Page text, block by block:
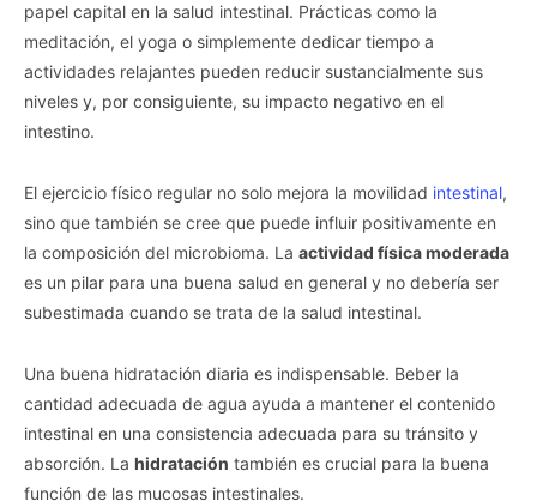
papel capital en la salud intestinal. Prácticas como la
meditación, el yoga o simplemente dedicar tiempo a
actividades relajantes pueden reducir sustancialmente sus
niveles y, por consiguiente, su impacto negativo en el
intestino.
El ejercicio físico regular no solo mejora la movilidad intestinal,
sino que también se cree que puede influir positivamente en
la composición del microbioma. La actividad física moderada
es un pilar para una buena salud en general y no debería ser
subestimada cuando se trata de la salud intestinal.
Una buena hidratación diaria es indispensable. Beber la
cantidad adecuada de agua ayuda a mantener el contenido
intestinal en una consistencia adecuada para su tránsito y
absorción. La hidratación también es crucial para la buena
función de las mucosas intestinales.